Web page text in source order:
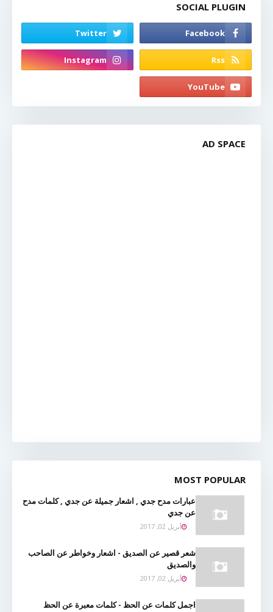
SOCIAL PLUGIN
AD SPACE
MOST POPULAR
عبارات مدح جدي , اشعار جميلة عن جدي , كلمات مدح
عن جدي
أبريل 02, 2017
شعر قصير عن الصديق - اشعار وخواطر عن الصاحب
والصديق
أبريل 02, 2017
اجمل كلمات عن الحظ - كلمات معبرة عن الحظ